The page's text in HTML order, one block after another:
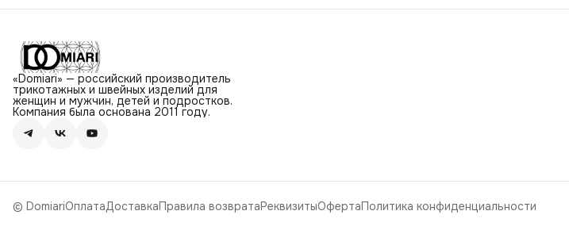
«Domiari» — российский производитель
трикотажных и швейных изделий для
женщин и мужчин, детей и подростков.
Компания была основана 2011 году.
© DomiariОплатаДоставкаПравила возвратаРеквизитыОфертаПолитика конфиденциальности